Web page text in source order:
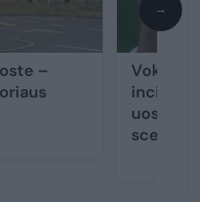
–
uoste –
→